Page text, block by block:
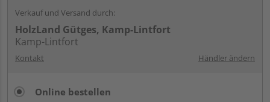
Verkauf und Versand durch:
HolzLand Gütges, Kamp-Lintfort
Kamp-Lintfort
Kontakt Händler ändern
Online bestellen